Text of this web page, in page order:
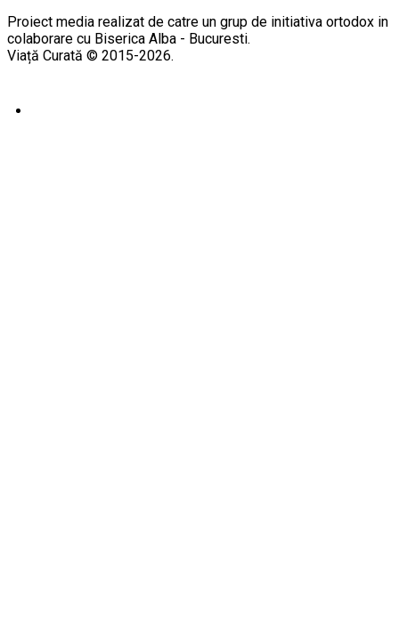
Proiect media realizat de catre un grup de initiativa ortodox in
colaborare cu Biserica Alba - Bucuresti.
Viață Curată © 2015-2026.